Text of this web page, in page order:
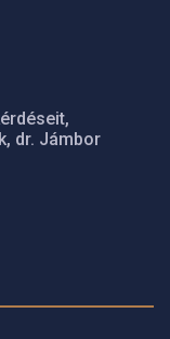
dr. Jámbor